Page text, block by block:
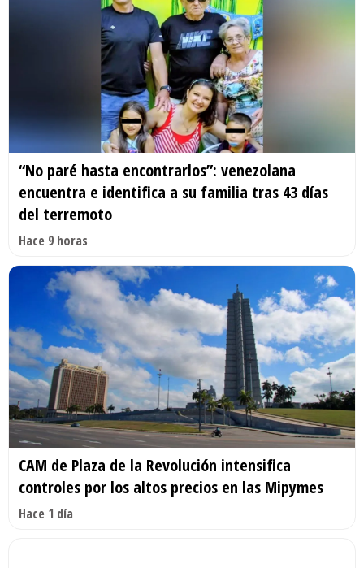
“No paré hasta encontrarlos”: venezolana
encuentra e identifica a su familia tras 43 días
del terremoto
Hace 9 horas
CAM de Plaza de la Revolución intensifica
controles por los altos precios en las Mipymes
Hace 1 día